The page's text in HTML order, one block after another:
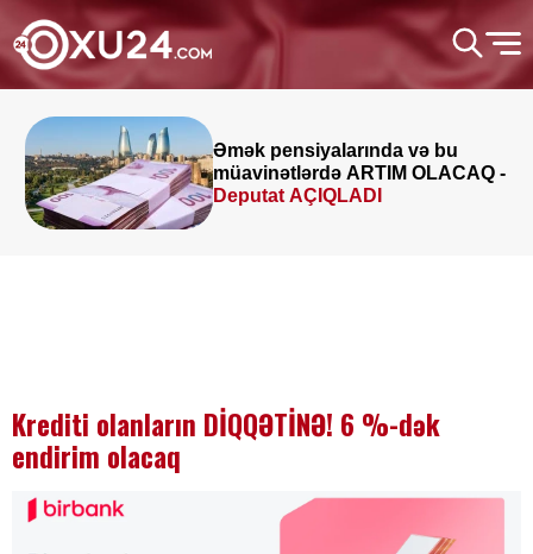
Əmək pensiyalarında və bu
müavinətlərdə ARTIM OLACAQ -
Deputat AÇIQLADI
Krediti olanların DİQQƏTİNƏ! 6 %-dək
endirim olacaq